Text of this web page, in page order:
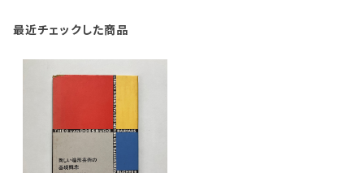
最近チェックした商品